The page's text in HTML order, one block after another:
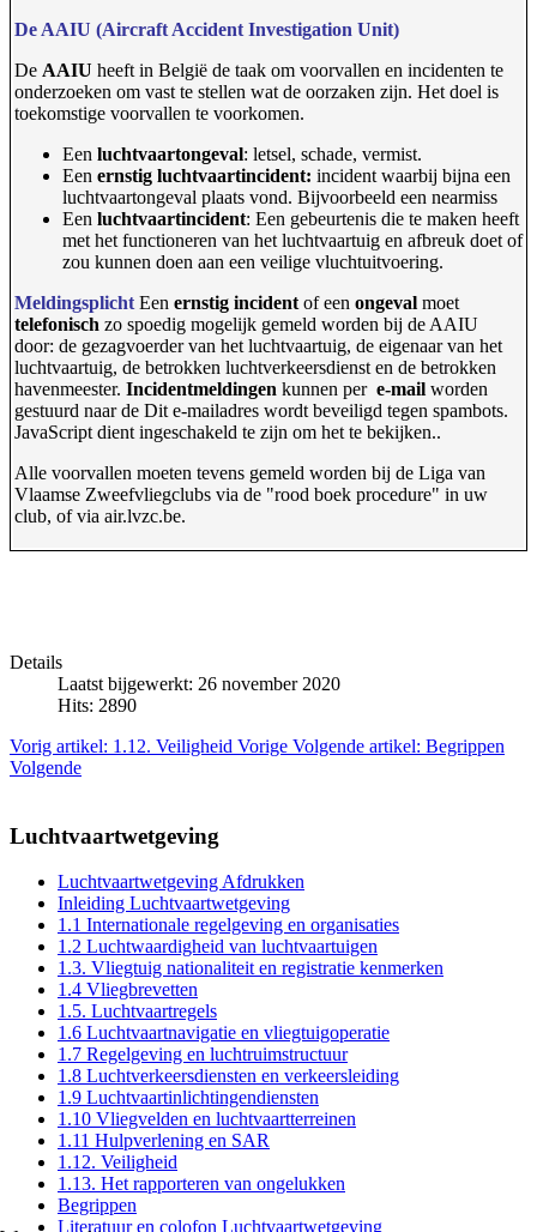
De AAIU (Aircraft Accident Investigation Unit)
De AAIU heeft in België de taak om voorvallen en incidenten te
onderzoeken om vast te stellen wat de oorzaken zijn. Het doel is
toekomstige voorvallen te voorkomen.
Een luchtvaartongeval: letsel, schade, vermist.
Een ernstig luchtvaartincident: incident waarbij bijna een
luchtvaartongeval plaats vond. Bijvoorbeeld een nearmiss
Een luchtvaartincident: Een gebeurtenis die te maken heeft
met het functioneren van het luchtvaartuig en afbreuk doet of
zou kunnen doen aan een veilige vluchtuitvoering.
Meldingsplicht Een ernstig incident of een ongeval moet
telefonisch zo spoedig mogelijk gemeld worden bij de AAIU
door: de gezagvoerder van het luchtvaartuig, de eigenaar van het
luchtvaartuig, de betrokken luchtverkeersdienst en de betrokken
havenmeester. Incidentmeldingen kunnen per e-mail worden
gestuurd naar de Dit e-mailadres wordt beveiligd tegen spambots.
JavaScript dient ingeschakeld te zijn om het te bekijken..
Alle voorvallen moeten tevens gemeld worden bij de Liga van
Vlaamse Zweefvliegclubs via de "rood boek procedure" in uw
club, of via air.lvzc.be.
Details
Laatst bijgewerkt: 26 november 2020
Hits: 2890
Vorig artikel: 1.12. Veiligheid Vorige Volgende artikel: Begrippen
Volgende
Luchtvaartwetgeving
Luchtvaartwetgeving Afdrukken
Inleiding Luchtvaartwetgeving
1.1 Internationale regelgeving en organisaties
1.2 Luchtwaardigheid van luchtvaartuigen
1.3. Vliegtuig nationaliteit en registratie kenmerken
1.4 Vliegbrevetten
1.5. Luchtvaartregels
1.6 Luchtvaartnavigatie en vliegtuigoperatie
1.7 Regelgeving en luchtruimstructuur
1.8 Luchtverkeersdiensten en verkeersleiding
1.9 Luchtvaartinlichtingendiensten
1.10 Vliegvelden en luchtvaartterreinen
1.11 Hulpverlening en SAR
1.12. Veiligheid
1.13. Het rapporteren van ongelukken
Begrippen
Literatuur en colofon Luchtvaartwetgeving